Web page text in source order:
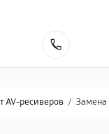
AV-ресиверов / Замена